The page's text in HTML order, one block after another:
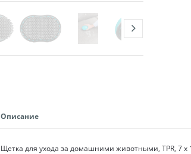
Описание
Щетка для ухода за домашними животными, TPR, 7